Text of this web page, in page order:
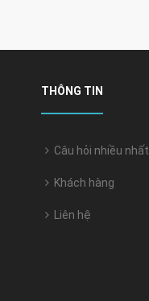
THÔNG TIN
Câu hỏi nhiều nhất
Khách hàng
Liên hệ